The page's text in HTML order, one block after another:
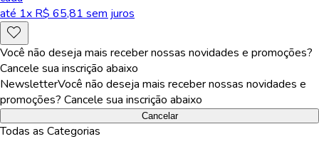
até 1x R$ 65,81 sem juros
Você não deseja mais receber nossas novidades e promoções?
Cancele sua inscrição abaixo
NewsletterVocê não deseja mais receber nossas novidades e
promoções? Cancele sua inscrição abaixo
Cancelar
Todas as Categorias